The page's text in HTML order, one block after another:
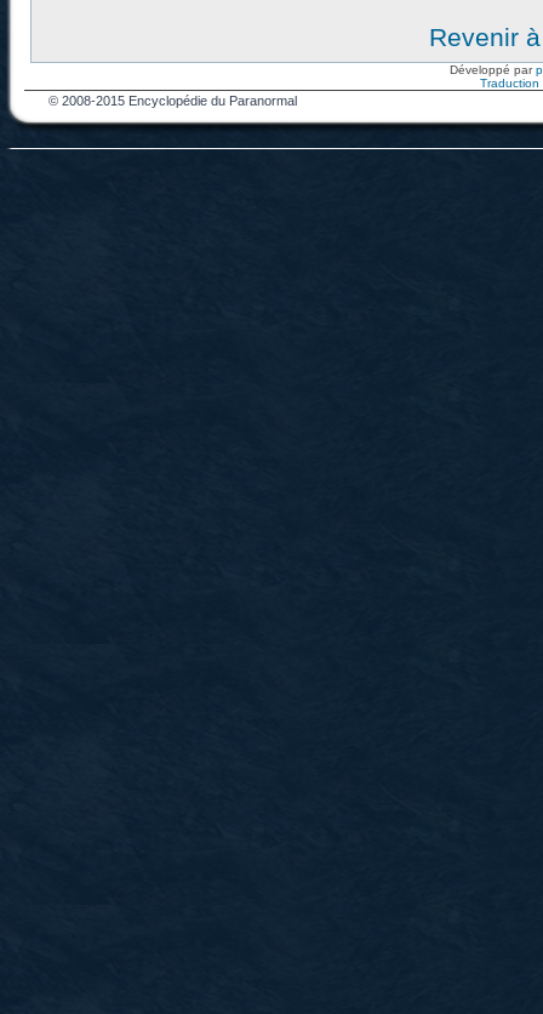
Revenir
Développé par
Traduction
© 2008-2015 Encyclopédie du Paranormal